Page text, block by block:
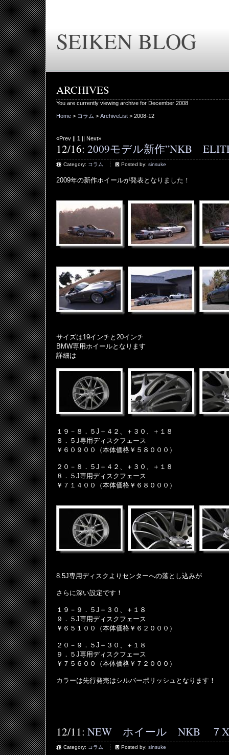
SEIKEN BLOG
ARCHIVES
You are currently viewing archive for December 2008
Home > コラム > ArchiveList > 2008-12
«Prev || 1 || Next»
12/16: 2009モデル新作”NKB
Category: コラム Posted by: sinsuke
2009年の新作ホイールが発表となりました！
サイズは19インチと20インチ
BMW専用ホイールとなります
詳細は
１９－８．５J＋４２、＋３０、＋１８
８．５J専用ディスクフェース
￥６０９００（本体価格￥５８０００）
２０－８．５J＋４２、＋３０、＋１８
８．５J専用ディスクフェース
￥７１４００（本体価格￥６８０００）
8.5J専用ディスクよりセンターへの落とし込みが
さらに深い設定です！
１９－９．５J＋３０、＋１８
９．５J専用ディスクフェース
￥６５１００（本体価格￥６２０００）
２０－９．５J＋３０、＋１８
９．５J専用ディスクフェース
￥７５６００（本体価格￥７２０００）
カラーは先行発売はシルバーポリッシュとなります！
12/11: NEW ホイール NKB
Category: コラム Posted by: sinsuke